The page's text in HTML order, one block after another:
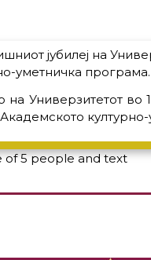
јубилеј на
уметничка
Универзитетот во